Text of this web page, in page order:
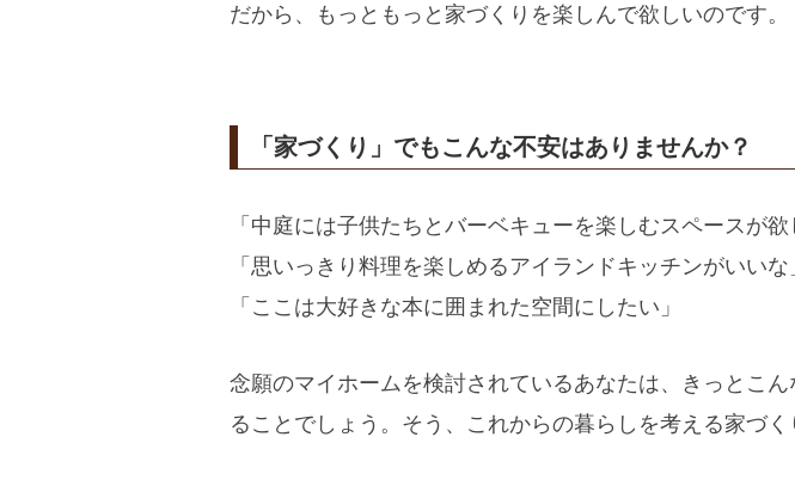
だから、もっともっと家づくりを楽しんで欲しいのです。
「家づくり」でもこんな不安はありませんか？
「中庭には子供たちとバーベキューを楽しむスペースが欲
「思いっきり料理を楽しめるアイランドキッチンがいいな
「ここは大好きな本に囲まれた空間にしたい」
念願のマイホームを検討されているあなたは、きっとこ
ることでしょう。そう、これからの暮らしを考える家づく